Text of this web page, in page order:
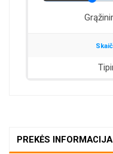
PREKĖS INFORMACIJA